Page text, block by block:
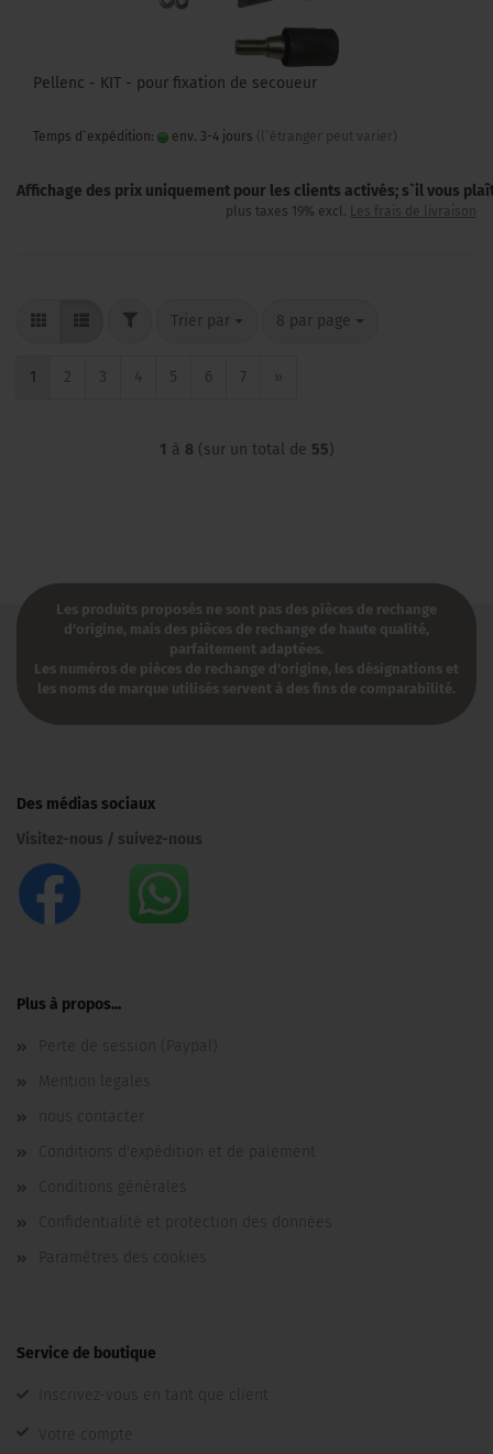
Pellenc - KIT - pour fixation de secoueur
Temps d`expédition: env. 3-4 jours (l`étranger peut varier)
Affichage des prix uniquement pour les clients activés; s`il vous
plus taxes 19% excl. Les frais de livraison
FILTERTrier par
Trier par 8 par page
par page
1 2 3 4 5 6 7 »
1 à 8 (sur un total de 55)
Les produits proposés ne sont pas des pièces de rechange
d'origine, mais des pièces de rechange de haute qualité,
parfaitement adaptées.
Les numéros de pièces de rechange d'origine, les désignations et
les noms de marque utilisés servent à des fins de comparabilité.​
Des médias sociaux
Visitez-nous / suivez-nous
Plus à propos...
Perte de session (Paypal)
Mention legales
nous contacter
Conditions d'expédition et de paiement
Conditions générales
Confidentialité et protection des données
Paramètres des cookies
Service de boutique
Inscrivez-vous en tant que client
Votre compte